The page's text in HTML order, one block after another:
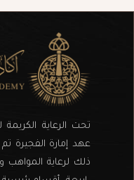
تحت الرعاية
عهد إمارة الفجيرة
ذلك لرعاية المواهب